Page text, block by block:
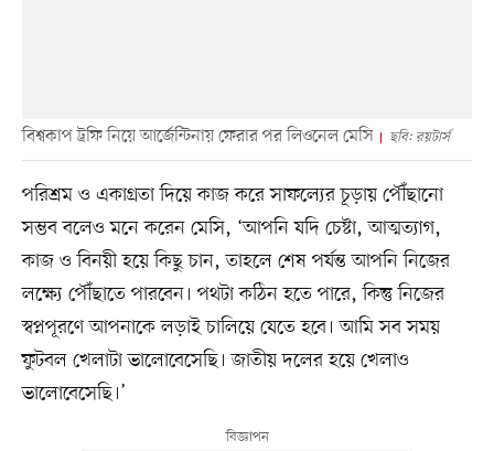
বিশ্বকাপ ট্রফি নিয়ে আর্জেন্টিনায় ফেরার পর লিওনেল মেসি ছবি: রয়টার্স
পরিশ্রম ও একাগ্রতা দিয়ে কাজ করে সাফল্যের চূড়ায় পৌঁছানো
সম্ভব বলেও মনে করেন মেসি, ‘আপনি যদি চেষ্টা, আত্মত্যাগ,
কাজ ও বিনয়ী হয়ে কিছু চান, তাহলে শেষ পর্যন্ত আপনি নিজের
লক্ষ্যে পৌঁছাতে পারবেন। পথটা কঠিন হতে পারে, কিন্তু নিজের
স্বপ্নপূরণে আপনাকে লড়াই চালিয়ে যেতে হবে। আমি সব সময়
ফুটবল খেলাটা ভালোবেসেছি। জাতীয় দলের হয়ে খেলাও
ভালোবেসেছি।’